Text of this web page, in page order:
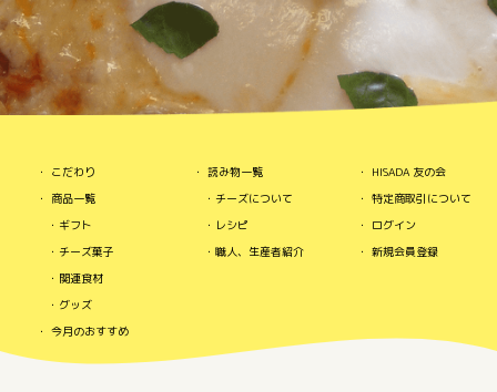
こだわり
商品一覧
ギフト
チーズ菓子
関連食材
グッズ
今月のおすすめ
読み物一覧
チーズについて
レシピ
職人、生産者紹介
HISADA 友の会
特定商取引について
ログイン
新規会員登録